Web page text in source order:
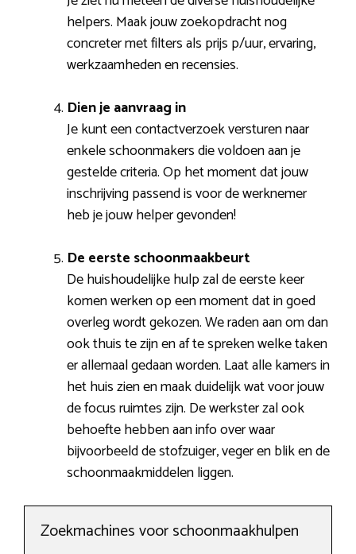
helpers. Maak jouw zoekopdracht nog
concreter met filters als prijs p/uur, ervaring,
werkzaamheden en recensies.
Dien je aanvraag in
Je kunt een contactverzoek versturen naar
enkele schoonmakers die voldoen aan je
gestelde criteria. Op het moment dat jouw
inschrijving passend is voor de werknemer
heb je jouw helper gevonden!
De eerste schoonmaakbeurt
De huishoudelijke hulp zal de eerste keer
komen werken op een moment dat in goed
overleg wordt gekozen. We raden aan om dan
ook thuis te zijn en af te spreken welke taken
er allemaal gedaan worden. Laat alle kamers in
het huis zien en maak duidelijk wat voor jouw
de focus ruimtes zijn. De werkster zal ook
behoefte hebben aan info over waar
bijvoorbeeld de stofzuiger, veger en blik en de
schoonmaakmiddelen liggen.
Zoekmachines voor schoonmaakhulpen